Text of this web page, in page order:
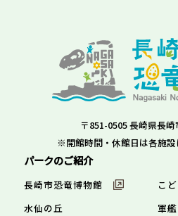
〒851-0505 長崎県長
※開館時間・休館日は各施設
パークのご紹介
長崎市恐竜博物館
こ
水仙の丘
軍